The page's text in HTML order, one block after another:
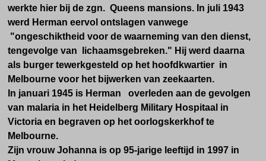
werkte hier bij de zgn. Queens mansions. In juli 1943
werd Herman eervol ontslagen vanwege
"ongeschiktheid voor de waarneming van den dienst,
tengevolge van lichaamsgebreken." Hij werd daarna
als burger tewerkgesteld op het hoofdkwartier in
Melbourne voor het bijwerken van zeekaarten.
In januari 1945 is Herman overleden aan de gevolgen
van malaria in het Heidelberg Military Hospitaal in
Victoria en begraven op het oorlogskerkhof te
Melbourne.
Zijn vrouw Johanna is op 95-jarige leeftijd in 1997 in